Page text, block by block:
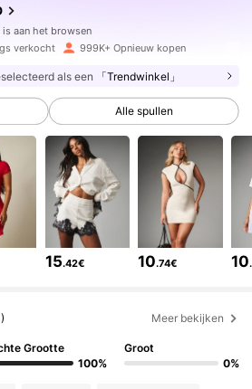
is aan het browsen
3M Volgers
3M Volgers
3M Volgers
3M Volgers
3M Volgers
verkocht 999K+ Opnieuw kopen
als een 「Trendwinkel」
Alle spullen
15.42€ 10.74€ 10
Meer bekijken
Grootte
100%
Groot
0%